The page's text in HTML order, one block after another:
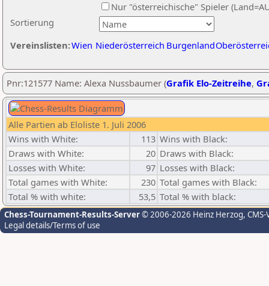
Sortierung
Nur "österreichische" Spieler
Vereinslisten:Wien Niederösterreich Burgenland
Pnr:121577 Name: Alexa Nussbaumer (Grafik Elo-Zeitreihe,
Alle Partien ab Eloliste 1. Juli 2006
Wins with White:
113 Wins with Black:
Draws with White:
20 Draws with Black:
Losses with White:
97 Losses with Black:
Total games with White:
230 Total games with Black:
Total % with white:
53,5 Total % with black:
Chess-Tournament-Results-Server© 2006-2026 Heinz Herzog,
Legal details/Terms of use